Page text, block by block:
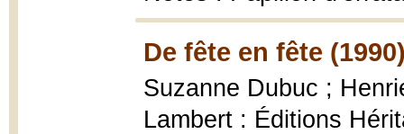
De fête en fête
Suzanne Dubuc ;
Lambert : Éditions